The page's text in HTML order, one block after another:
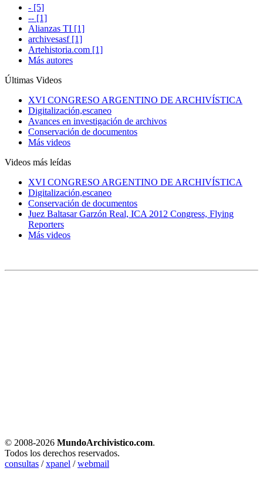
- [5]
-- [1]
Alianzas TI [1]
archivesasf [1]
Artehistoria.com [1]
Más autores
Últimas Videos
XVI CONGRESO ARGENTINO DE ARCHIVÍSTICA
Digitalización,escaneo
Avances en investigación de archivos
Conservación de documentos
Más videos
Videos más leídas
XVI CONGRESO ARGENTINO DE ARCHIVÍSTICA
Digitalización,escaneo
Conservación de documentos
Juez Baltasar Garzón Real, ICA 2012 Congress, Flying
Reporters
Más videos
© 2008-2026 MundoArchivistico.com.
Todos los derechos reservados.
consultas /xpanel /webmail